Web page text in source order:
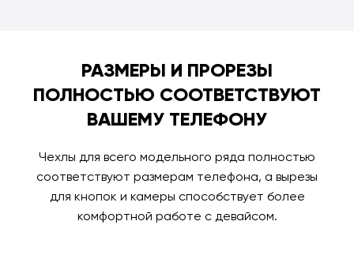
РАЗМЕРЫ И ПРОРЕЗЫ
ПОЛНОСТЬЮ СООТВЕТСТВУЮТ
ВАШЕМУ ТЕЛЕФОНУ
Чехлы для всего модельного ряда полностью
соответствуют размерам телефона, а вырезы
для кнопок и камеры способствует более
комфортной работе с девайсом.